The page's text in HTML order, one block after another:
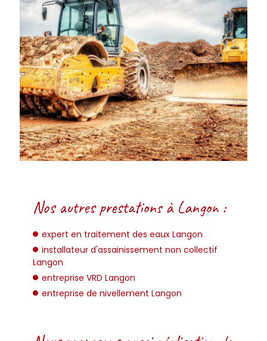
Nos autres prestations à Langon :
expert en traitement des eaux Langon
installateur d'assainissement non collectif
Langon
entreprise VRD Langon
entreprise de nivellement Langon